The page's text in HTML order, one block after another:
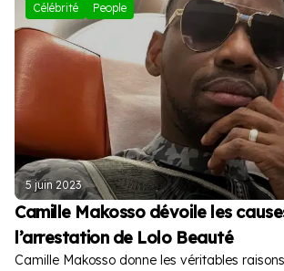
Célébrité People
5 juin 2023
Camille Makosso dévoile les
l’arrestation de Lolo Beauté
Camille Makosso donne les véritables